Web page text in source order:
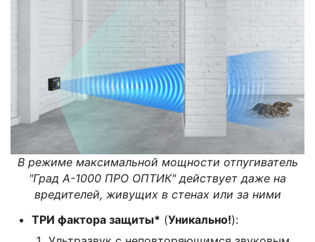
В режиме максимальной мощности отпугиватель
"Град А-1000 ПРО ОПТИК" действует даже на
вредителей, живущих в стенах или за ними
ТРИ фактора защиты* (Уникально!):